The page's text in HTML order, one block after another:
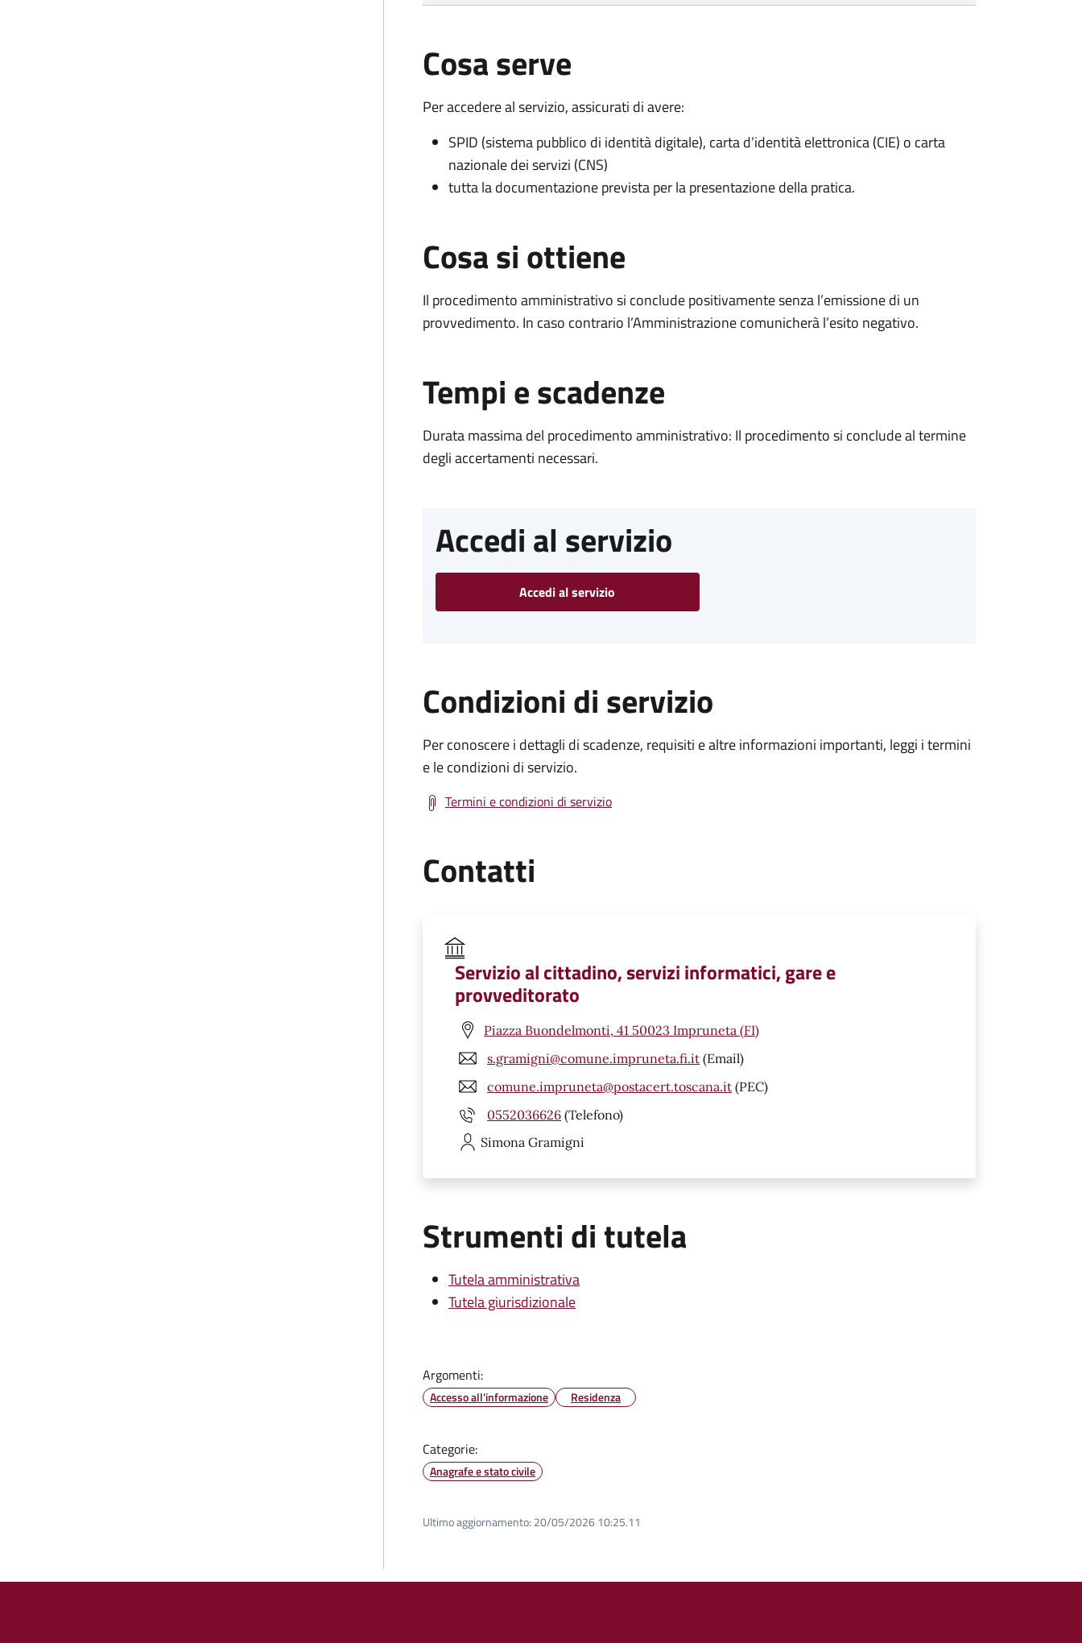
Cosa serve
Per accedere al servizio, assicurati di avere:
SPID (sistema pubblico di identità digitale), carta d’identità elettronica (CIE) o carta
nazionale dei servizi (CNS)
tutta la documentazione prevista per la presentazione della pratica.
Cosa si ottiene
Il procedimento amministrativo si conclude positivamente senza l’emissione di un
provvedimento. In caso contrario l’Amministrazione comunicherà l’esito negativo.
Tempi e scadenze
Durata massima del procedimento amministrativo: Il procedimento si conclude al termine
degli accertamenti necessari.
Accedi al servizio
Accedi al servizio
Condizioni di servizio
Per conoscere i dettagli di scadenze, requisiti e altre informazioni importanti, leggi i termini
e le condizioni di servizio.
Termini e condizioni di servizio
Contatti
Servizio al cittadino, servizi informatici, gare e
provveditorato
Piazza Buondelmonti, 41 50023 Impruneta (FI)
s.gramigni@comune.impruneta.fi.it (Email)
comune.impruneta@postacert.toscana.it (PEC)
0552036626 (Telefono)
Simona Gramigni
Strumenti di tutela
Tutela amministrativa
Tutela giurisdizionale
Argomenti:
Accesso all'informazione Residenza
Categorie:
Anagrafe e stato civile
Ultimo aggiornamento: 20/05/2026 10:25.11